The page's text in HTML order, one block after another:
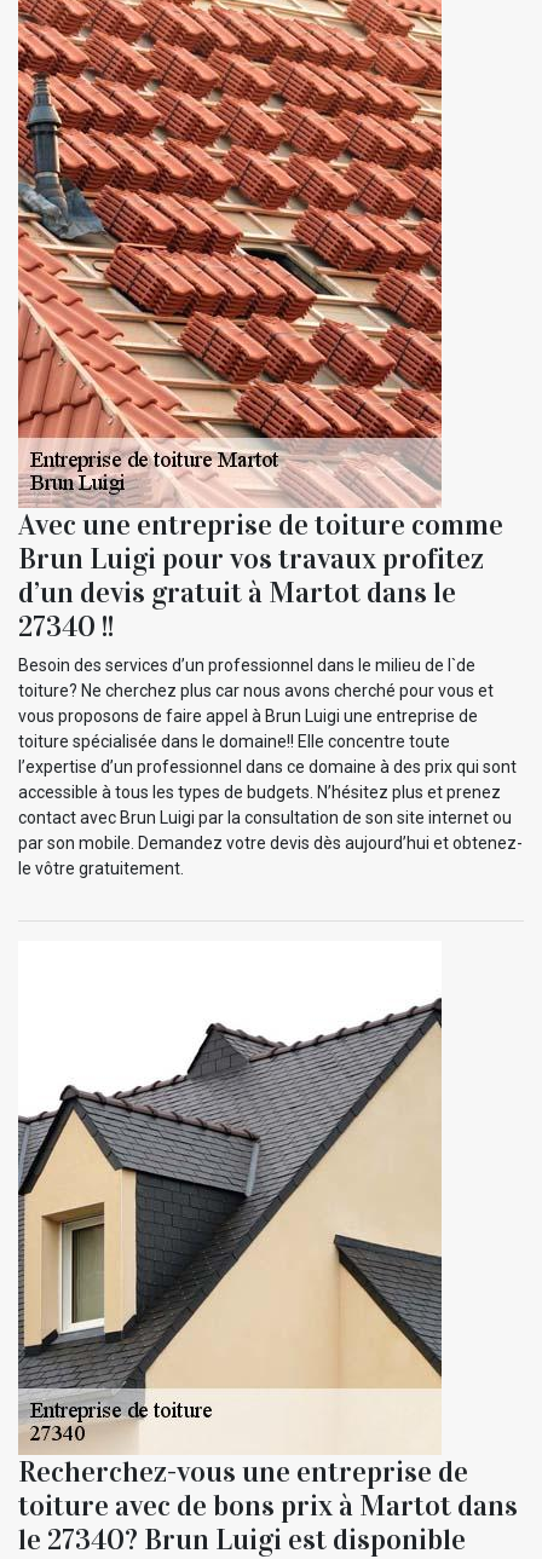
Avec une entreprise de toiture comme
Brun Luigi pour vos travaux profitez
d’un devis gratuit à Martot dans le
27340 !!
Besoin des services d’un professionnel dans le milieu de l`de
toiture? Ne cherchez plus car nous avons cherché pour vous et
vous proposons de faire appel à Brun Luigi une entreprise de
toiture spécialisée dans le domaine!! Elle concentre toute
l’expertise d’un professionnel dans ce domaine à des prix qui sont
accessible à tous les types de budgets. N’hésitez plus et prenez
contact avec Brun Luigi par la consultation de son site internet ou
par son mobile. Demandez votre devis dès aujourd’hui et obtenez-
le vôtre gratuitement.
Recherchez-vous une entreprise de
toiture avec de bons prix à Martot dans
le 27340? Brun Luigi est disponible